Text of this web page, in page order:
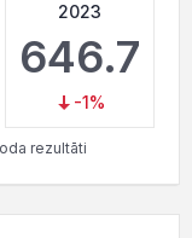
2023
646.7
-1%
rezultāti